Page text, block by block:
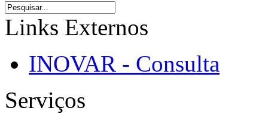
Links Externos
INOVAR - Consulta
Serviços